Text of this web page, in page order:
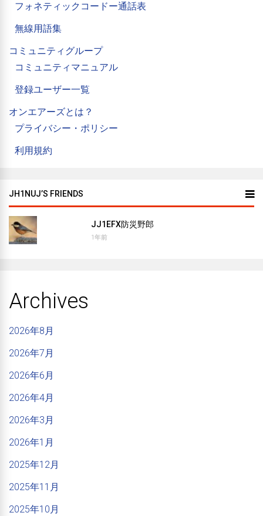
フォネティックコードー通話表
無線用語集
コミュニティグループ
コミュニティマニュアル
登録ユーザー一覧
オンエアーズとは？
プライバシー・ポリシー
利用規約
JH1NUJ’S FRIENDS
JJ1EFX防災野郎
1年前
Archives
2026年8月
2026年7月
2026年6月
2026年4月
2026年3月
2026年1月
2025年12月
2025年11月
2025年10月